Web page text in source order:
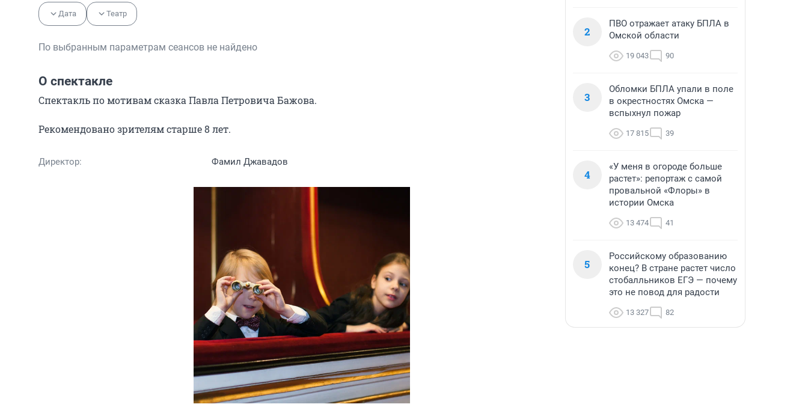
Дата Театр
По выбранным параметрам сеансов не найдено
О спектакле
Спектакль по мотивам сказка Павла Петровича Бажова.
Рекомендовано зрителям старше 8 лет.
Директор: Фамил Джавадов
2
ПВО отражает атаку БПЛА в
Омской области
19 043 90
3
Обломки БПЛА упали в поле
в окрестностях Омска —
вспыхнул пожар
17 815 39
4
«У меня в огороде больше
растет»: репортаж с самой
провальной «Флоры» в
истории Омска
13 474 41
5
Российскому образованию
конец? В стране растет число
стобалльников ЕГЭ — почему
это не повод для радости
13 327 82